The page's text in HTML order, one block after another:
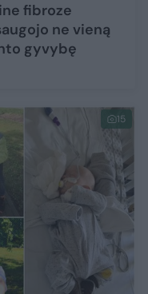
fibroze
ne vieną
gyvybę
15